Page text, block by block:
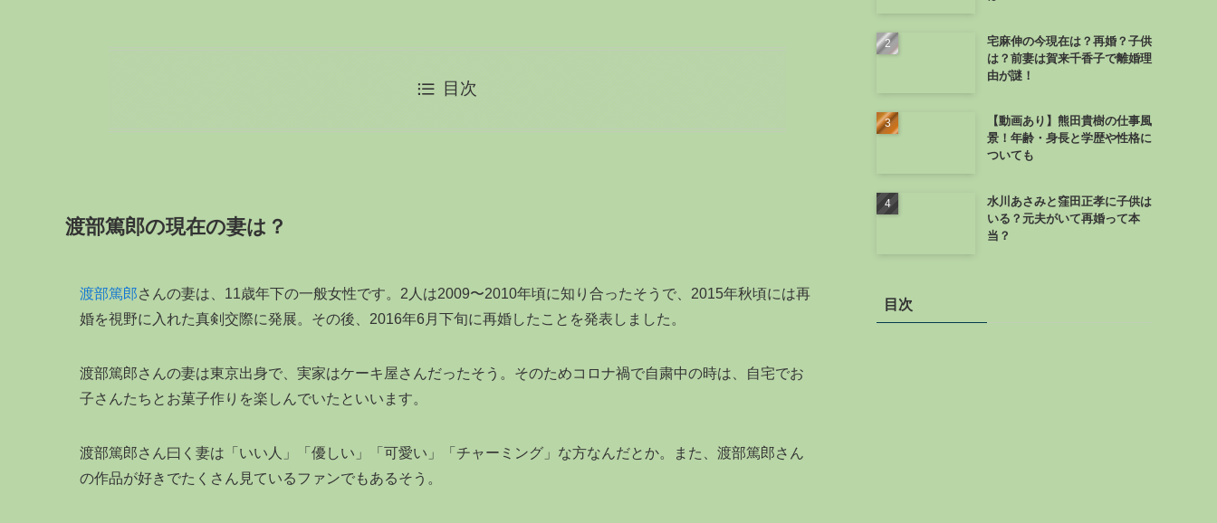
目次
渡部篤郎の現在の妻は？
渡部篤郎さんの妻は、11歳年下の一般女性です。2人は2009〜2010年頃に知り合ったそうで、2015年秋頃には再
婚を視野に入れた真剣交際に発展。その後、2016年6月下旬に再婚したことを発表しました。
渡部篤郎さんの妻は東京出身で、実家はケーキ屋さんだったそう。そのためコロナ禍で自粛中の時は、自宅でお
子さんたちとお菓子作りを楽しんでいたといいます。
渡部篤郎さん曰く妻は「いい人」「優しい」「可愛い」「チャーミング」な方なんだとか。また、渡部篤郎さん
の作品が好きでたくさん見ているファンでもあるそう。
宅麻伸の今現在は？再婚？子供
は？前妻は賀来千香子で離婚理
由が謎！
【動画あり】熊田貴樹の仕事風
景！年齢・身長と学歴や性格に
ついても
水川あさみと窪田正孝に子供は
いる？元夫がいて再婚って本
当？
目次